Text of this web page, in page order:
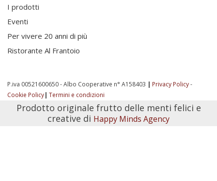
I prodotti
Eventi
Per vivere 20 anni di più
Ristorante Al Frantoio
P.iva 00521600650 - Albo Cooperative n° A158403 | Privacy Policy-
Cookie Policy| Termini e condizioni
Prodotto originale frutto delle menti felici e
creative di Happy Minds Agency